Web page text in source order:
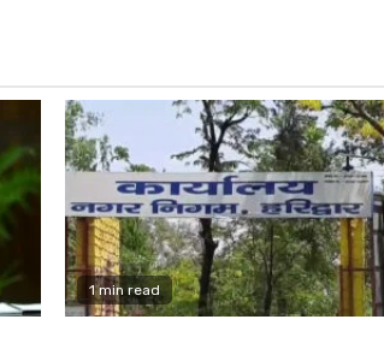
1 min read